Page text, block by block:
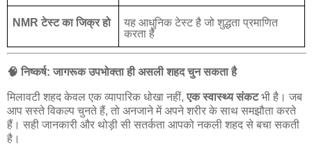
NMRटेस्ट का जिक्र हो यह आधुनिक टेस्ट है जो शुद्धता प्रमाणित
करता है
🧠 निष्कर्ष:जागरूक उपभोक्ता ही असली शहद चुन सकता है
मिलावटी शहद केवल एक व्यापारिक धोखा नहीं,एक स्वास्थ्य संकट भी है। जब
आप सस्ते विकल्प चुनते हैं, तो अनजाने में अपने शरीर के साथ समझौता करते
हैं। सही जानकारी और थोड़ी सी सतर्कता आपको नकली शहद से बचा सकती
है।